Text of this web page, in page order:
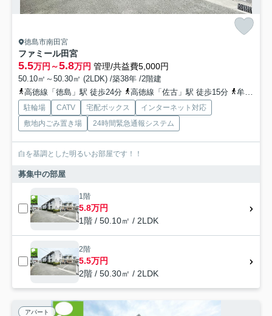
徳島市南田宮
ファミール田宮
5.5万円～5.8万円 管理/共益費5,000円
50.10㎡～50.30㎡ (2LDK) /築38年 /2階建
高徳線「徳島」駅 徒歩24分
高徳線「佐古」駅 徒歩15分 牟岐線「阿波富田」駅 徒歩42分
駐輪場 CATV 宅配ボックス
インターネット対応
敷地内ごみ置き場
24時間緊急通報システム
白を基調とした明るいお部屋です！！
募集中の部屋
1階
5.8万円
1階 / 50.10㎡ / 2LDK
2階
5.5万円
2階 / 50.30㎡ / 2LDK
アパート